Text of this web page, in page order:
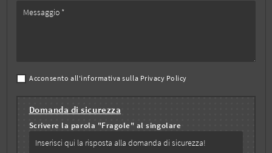
Acconsento all'informativa sulla Privacy Policy
Domanda di sicurezza
Scrivere la parola "Fragole" al singolare